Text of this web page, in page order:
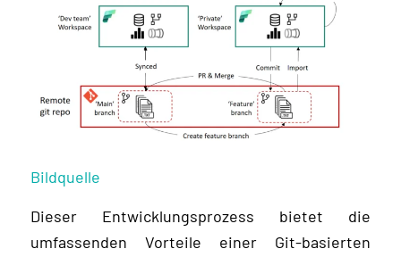
Bildquelle
Dieser Entwicklungsprozess bietet die
umfassenden Vorteile einer Git-basierten